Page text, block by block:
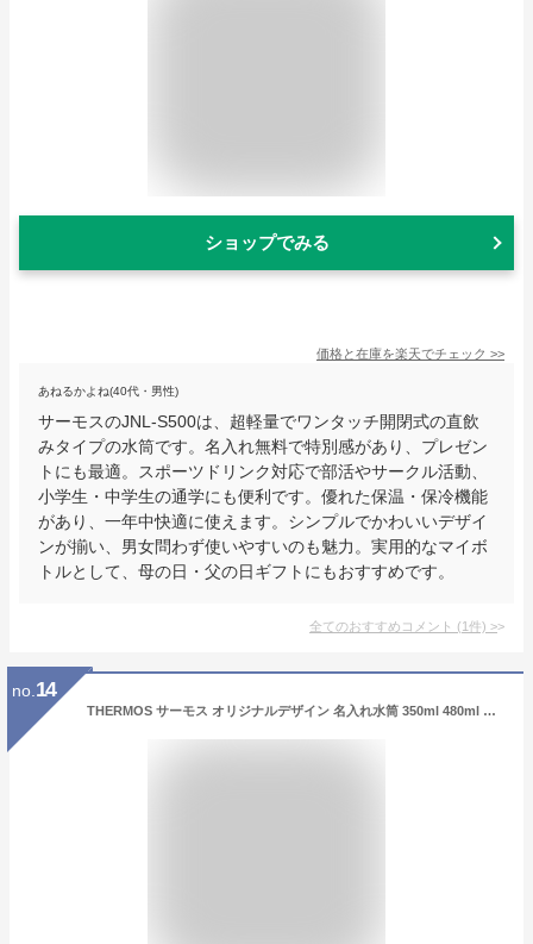
ショップでみる
価格と在庫を楽天でチェック >>
あねるかよね(40代・男性)
サーモスのJNL-S500は、超軽量でワンタッチ開閉式の直飲
みタイプの水筒です。名入れ無料で特別感があり、プレゼン
トにも最適。スポーツドリンク対応で部活やサークル活動、
小学生・中学生の通学にも便利です。優れた保温・保冷機能
があり、一年中快適に使えます。シンプルでかわいいデザイ
ンが揃い、男女問わず使いやすいのも魅力。実用的なマイボ
トルとして、母の日・父の日ギフトにもおすすめです。
全てのおすすめコメント (1件) >
no. 14
THERMOS サーモス オリジナルデザイン 名入れ水筒 350ml 480ml リーフグリーン JON-351 JON-481 コンパクト スクリュータイプ LFG 名入れ無料〔4802〕 (350ml, A.SMILY BOTTLE)